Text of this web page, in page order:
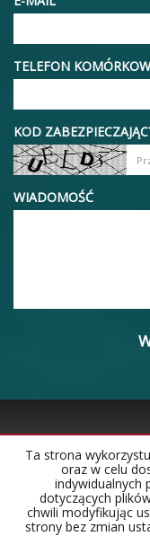
TELEFON
KOD
WIADOMOŚĆ
Strona główna
Ta strona
oraz w celu
indywidualnych
dotyczących
chwili modyfikując
strony bez zmian